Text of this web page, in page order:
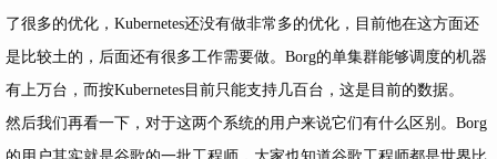
了很多的优化，Kubernetes还没有做非常多的优化，目前他在这方面还
是比较土的，后面还有很多工作需要做。Borg的单集群能够调度的机器
有上万台，而按Kubernetes目前只能支持几百台，这是目前的数据。
然后我们再看一下，对于这两个系统的用户来说它们有什么区别。Borg